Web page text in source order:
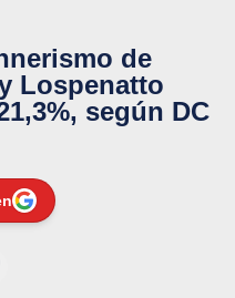
de
Lospenatto
según DC